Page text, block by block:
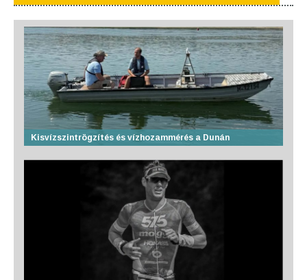
Kisvízszintrögzítés és vízhozammérés a Dunán